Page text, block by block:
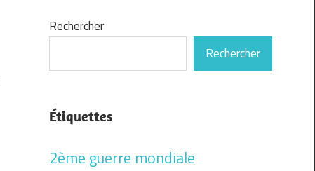
Rechercher
Rechercher
Étiquettes
2ème guerre mondiale